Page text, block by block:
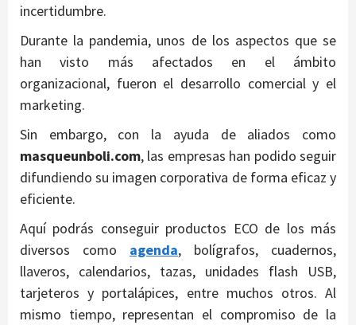
incertidumbre.
Durante la pandemia, unos de los aspectos que se
han visto más afectados en el ámbito
organizacional, fueron el desarrollo comercial y el
marketing.
Sin embargo, con la ayuda de aliados como
masqueunboli.com, las empresas han podido seguir
difundiendo su imagen corporativa de forma eficaz y
eficiente.
Aquí podrás conseguir productos ECO de los más
diversos como agenda, bolígrafos, cuadernos,
llaveros, calendarios, tazas, unidades flash USB,
tarjeteros y portalápices, entre muchos otros. Al
mismo tiempo, representan el compromiso de la